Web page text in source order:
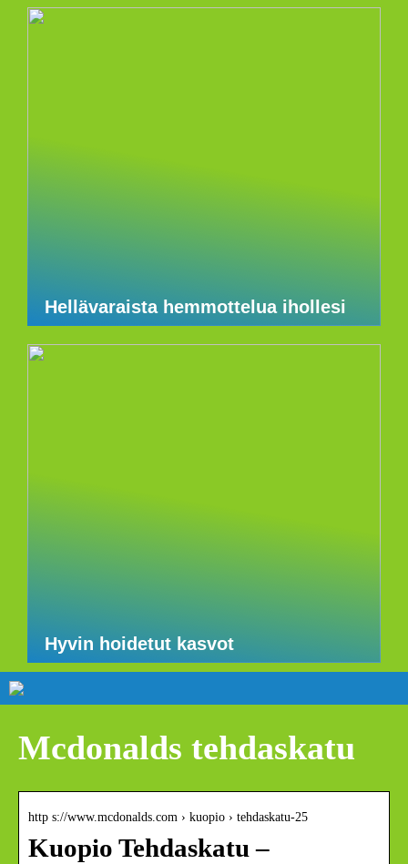
Hellävaraista hemmottelua ihollesi
Hyvin hoidetut kasvot
Mcdonalds tehdaskatu
http s://www.mcdonalds.com › kuopio › tehdaskatu-25
Kuopio Tehdaskatu –